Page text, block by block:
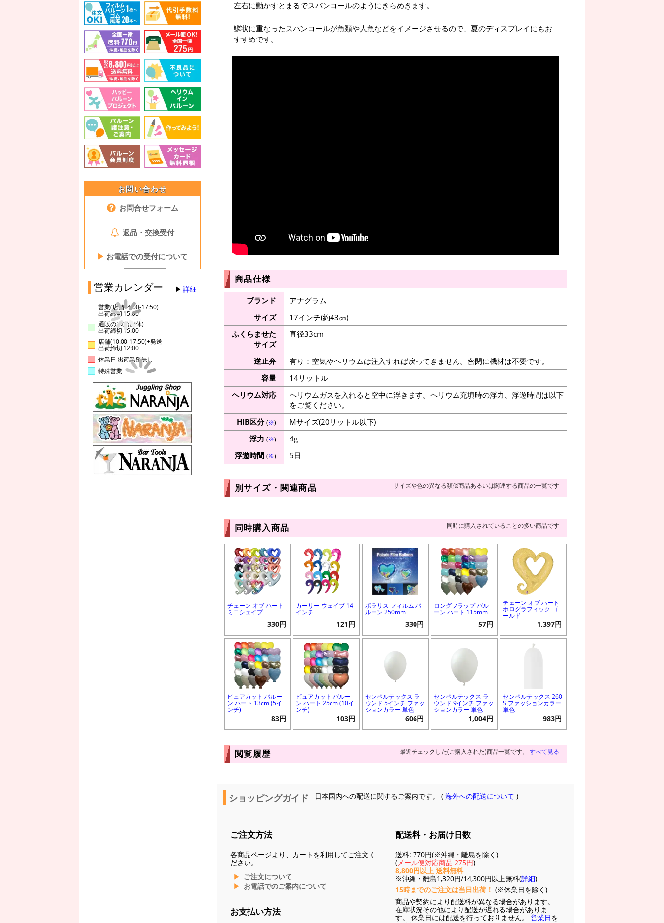
お問い合わせ
お問合せフォーム
返品・交換受付
▶ お電話での受付について
営業カレンダー 詳細
営業(店舗14:00-17:50)
出荷締切 15:00
通販のみ(店舗休)
出荷締切 15:00
店舗(10:00-17:50)+発送
出荷締切 12:00
休業日 出荷業務無し
特殊営業
左右に動かすとまるでスパンコールのようにきらめきます。
鱗状に重なったスパンコールが魚類や人魚などをイメージさせるので、夏のディスプレイにもお
すすめです。
商品仕様
ブランド
アナグラム
サイズ
17インチ(約43㎝)
ふくらませた
サイズ
直径33cm
逆止弁
有り：空気やヘリウムは注入すれば戻ってきません。密閉に機材は不要です。
容量
14リットル
ヘリウム対応
ヘリウムガスを入れると空中に浮きます。ヘリウム充填時の浮力、浮遊時間は以下
をご覧ください。
HIB区分(※)
Mサイズ(20リットル以下)
浮力 (※)
4g
浮遊時間 (※) 5日
別サイズ・関連商品 サイズや色の異なる類似商品あるいは関連する商品の一覧です
同時購入商品 同時に購入されていることの多い商品です
チェーン オブ ハート
ミニシェイプ
330円
カーリー ウェイブ 14
インチ
121円
ポラリス フィルム バ
ルーン 250mm
330円
ロングフラップ バル
ーン ハート 115mm
57円
チェーン オブ ハート
ホログラフィック ゴ
ールド
1,397円
ピュアカット バルー
ン ハート 13cm (5イ
ンチ)
83円
ピュアカット バルー
ン ハート 25cm (10イ
ンチ)
103円
センペルテックス ラ
ウンド 5インチ ファッ
ションカラー 単色
606円
センペルテックス ラ
ウンド 9インチ ファッ
ションカラー 単色
1,004円
センペルテックス 260
S ファッションカラー
単色
983円
閲覧履歴 最近チェックした(ご購入された)商品一覧です。 すべて見る
ショッピングガイド 日本国内への配送に関するご案内です。 (海外への配送について )
ご注文方法
各商品ページより、カートを利用してご注文く
ださい。
ご注文について
お電話でのご案内について
お支払い方法
配送料・お届け日数
送料: 770円(※沖縄・離島を除く)
(メール便対応商品 275円)
8,800円以上 送料無料
※沖縄・離島1,320円/14,300円以上無料(詳細)
15時までのご注文は当日出荷！ (※休業日を除く)
商品や契約により配送料が異なる場合があります。
在庫状況その他により配送が遅れる場合がありま
す。 休業日には配送を行っておりません。 営業日を